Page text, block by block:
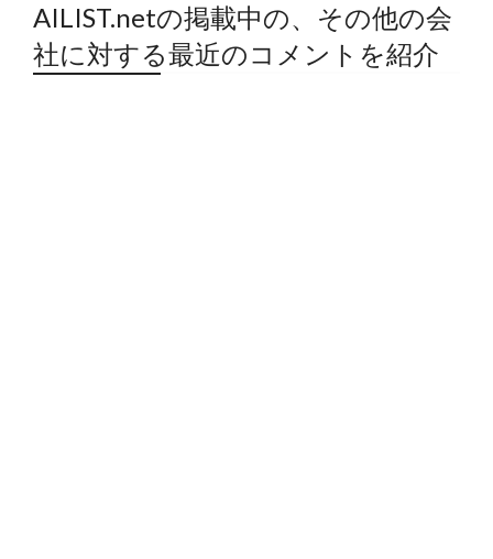
AILIST.netの掲載中の、その他の会
社に対する最近のコメントを紹介